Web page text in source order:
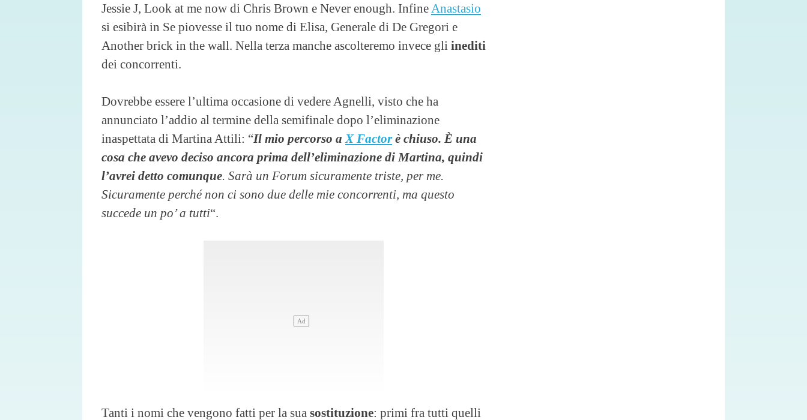
Jessie J, Look at me now di Chris Brown e Never enough. Infine Anastasio
si esibirà in Se piovesse il tuo nome di Elisa, Generale di De Gregori e
Another brick in the wall. Nella terza manche ascolteremo invece gli inediti
dei concorrenti.
Dovrebbe essere l’ultima occasione di vedere Agnelli, visto che ha
annunciato l’addio al termine della semifinale dopo l’eliminazione
inaspettata di Martina Attili: “Il mio percorso a X Factorè chiuso. È una
cosa che avevo deciso ancora prima dell’eliminazione di Martina, quindi
l’avrei detto comunque. Sarà un Forum sicuramente triste, per me.
Sicuramente perché non ci sono due delle mie concorrenti, ma questo
succede un po’ a tutti“.
Tanti i nomi che vengono fatti per la sua sostituzione: primi fra tutti quelli